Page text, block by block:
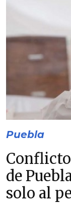
Puebla
de
solo al